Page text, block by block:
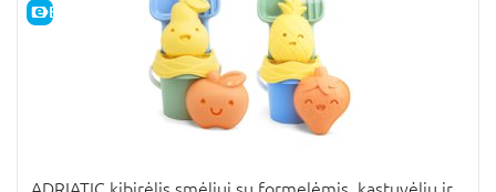
E-KAINA